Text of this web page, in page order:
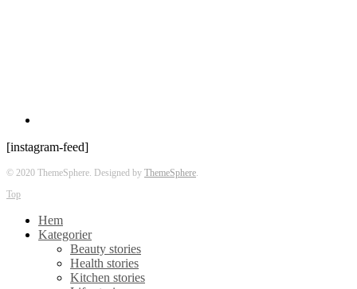
[instagram-feed]
© 2020 ThemeSphere. Designed by ThemeSphere.
Top
Hem
Kategorier
Beauty stories
Health stories
Kitchen stories